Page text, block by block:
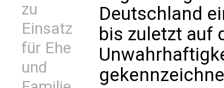
zu
Einsatz
für Ehe
und
Deutschland
bis zuletzt auf